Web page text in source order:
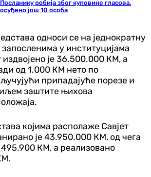
Посланику робија због куповине гласова,
осуђено још 10 особа
односи се на једнократну
у институцијама
је 36.500.000 КМ, а
од 1.000 КМ нето по
припадајуће порезе и
заштите њихова
којима располаже Савјет
је 43.950.000 КМ, од чега
КМ, а реализовано